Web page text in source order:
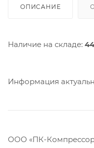
ОПИСАНИЕ
Наличие на складе: 44
Информация
ООО «ПК-